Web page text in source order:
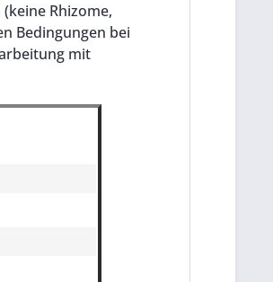
Rhizome,
Bedingungen bei
mit